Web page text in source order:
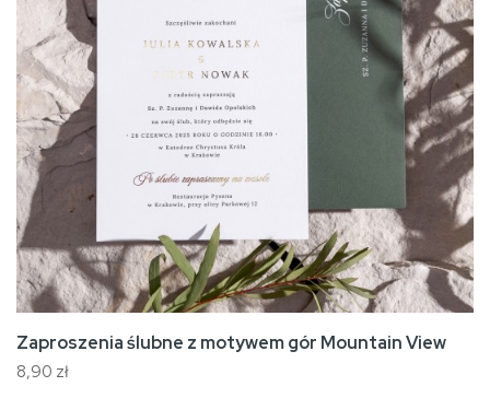
Zaproszenia ślubne z motywem gór Mountain View
8,90 zł